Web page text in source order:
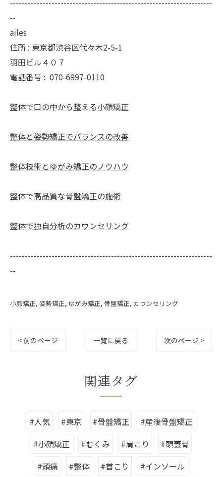
--------------------------------------------------------------------
--
ailes
住所 : 東京都渋谷区代々木2-5-1
羽田ビル４０７
電話番号 : 070-6997-0110
整体で口の中から整える小顔矯正
整体と姿勢矯正でバランスの改善
整体技術とゆがみ矯正のノウハウ
整体で高品質な骨盤矯正の施術
整体で独自分析のカウンセリング
--------------------------------------------------------------------
--
小顔矯正 姿勢矯正 ゆがみ矯正 骨盤矯正 カウンセリング
< 前のページ 一覧に戻る 次のページ >
関連タグ
#人気 #東京 #骨盤矯正
#産後骨盤矯正
#小顔矯正
#むくみ #肩こり
#頭蓋骨
#頭痛
#整体 #首こり
#インソール